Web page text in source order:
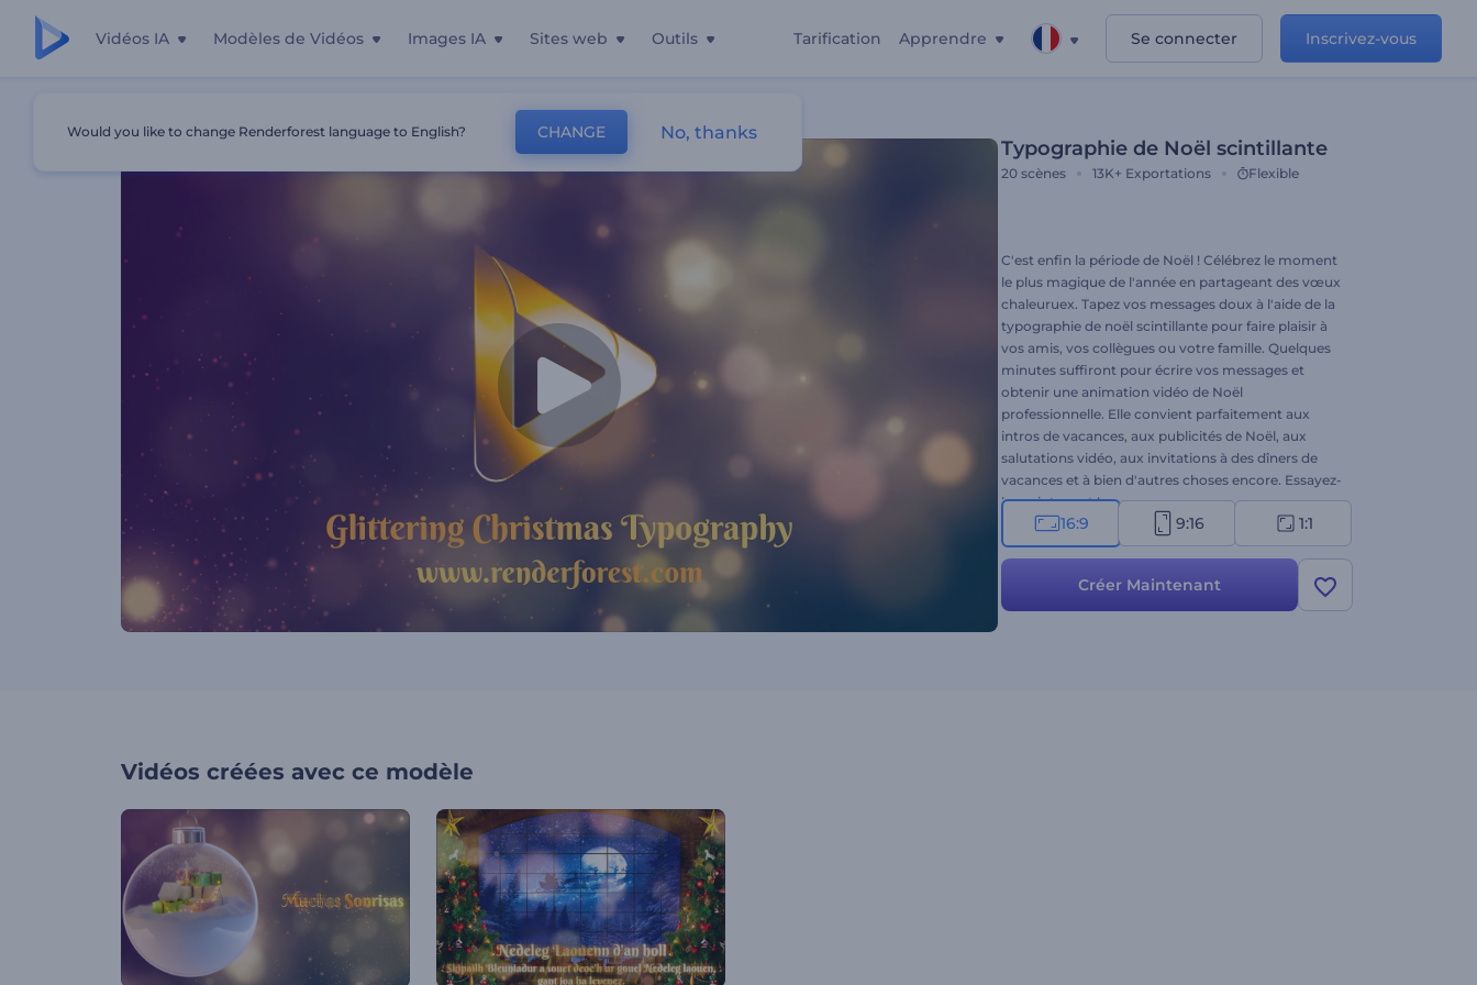
Vidéos IA Modèles de Vidéos Images IA Sites web Outils Tarification Apprendre Se connecter Inscrivez-vous
Typographie de Noël scintillante
20 scènes 13K+ Exportations Flexible
C'est enfin la période de Noël ! Célébrez le moment
le plus magique de l'année en partageant des vœux
chaleuruex. Tapez vos messages doux à l'aide de la
typographie de noël scintillante pour faire plaisir à
vos amis, vos collègues ou votre famille. Quelques
minutes suffiront pour écrire vos messages et
obtenir une animation vidéo de Noël
professionnelle. Elle convient parfaitement aux
intros de vacances, aux publicités de Noël, aux
salutations vidéo, aux invitations à des dîners de
vacances et à bien d'autres choses encore. Essayez-
le maintenant !
16:9 9:16 1:1
Créer Maintenant
Vidéos créées avec ce modèle
Would you like to change Renderforest language to English? CHANGE No, thanks